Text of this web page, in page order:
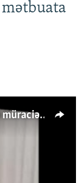
Mətbuat Şurasının xarici mətbuata müraciəti…